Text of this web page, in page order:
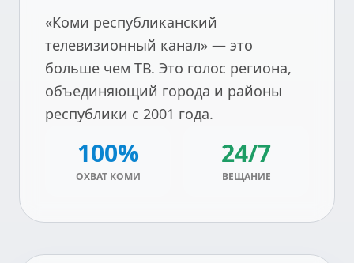
«Коми республиканский
телевизионный канал» — это
больше чем ТВ. Это голос региона,
объединяющий города и районы
республики с 2001 года.
100%
ОХВАТ КОМИ
24/7
ВЕЩАНИЕ